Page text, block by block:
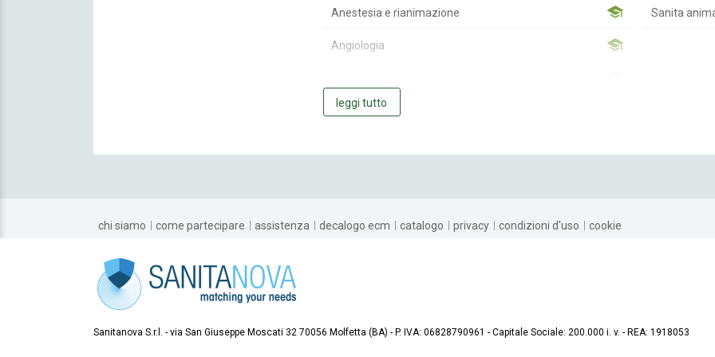
Anestesia e rianimazione
Angiologia
Biochimica clinica
Chirurgia toracica
Sanita
leggi tutto
chi siamo come partecipare assistenza decalogo ecm catalogo privacy condizioni d'uso cookie
Sanitanova S.r.l. via San Giuseppe Moscati 32 70056 Molfetta (BA) P. IVA: 06828790961 Capitale Sociale: 200.000 i. v. REA: 1918053